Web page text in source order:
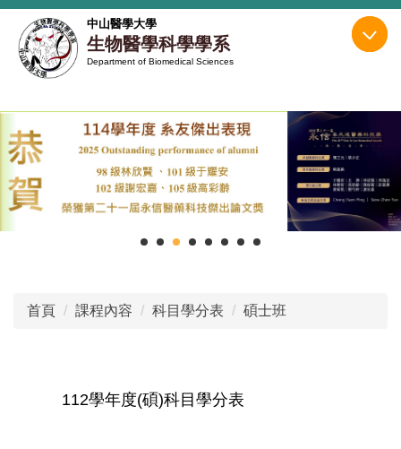
跳
到
主
區
中山醫學大學
生物醫學科學學系
Department of Biomedical Sciences
首頁 課程內容 科目學分表 碩士班
112學年度(碩)科目學分表